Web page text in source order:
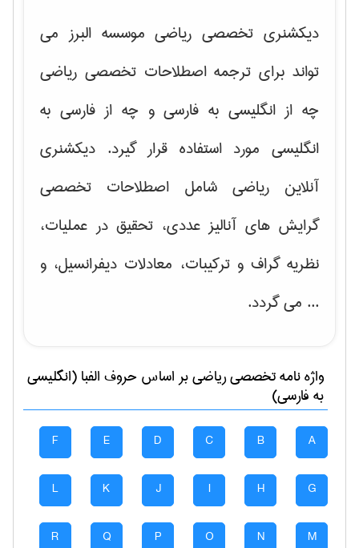
دیکشنری تخصصی ریاضی موسسه البرز می
تواند برای ترجمه اصطلاحات تخصصی ریاضی
چه از انگلیسی به فارسی و چه از فارسی به
انگلیسی مورد استفاده قرار گیرد. دیکشنری
آنلاین ریاضی شامل اصطلاحات تخصصی
گرایش های آنالیز عددی، تحقیق در عملیات،
نظریه گراف و تركیبات، معادلات دیفرانسیل، و
... می گردد.
واژه نامه تخصصیرياضیبر اساس حروف الفبا (انگلیسی
به فارسی)
A
B
C
D
E
F
G
H
I
J
K
L
M
N
O
P
Q
R